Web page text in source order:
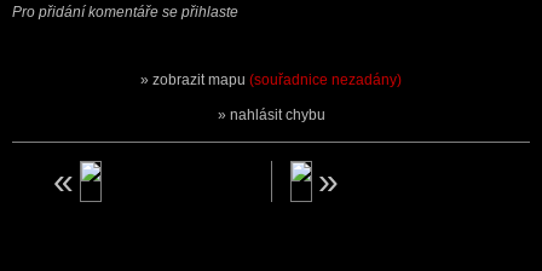
Pro přidání komentáře se přihlaste
zobrazit mapu (souřadnice nezadány)
nahlásit chybu